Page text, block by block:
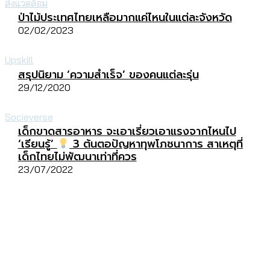
สิ่งแวดล้อม
ป่าไม้ประเทศไทยเหลือมากแค่ไหนในแต่ละจังหวัด
02/02/2023
Upskill
สรุปนิยาม ‘ความสำเร็จ’ ของคนแต่ละรุ่น
29/12/2020
Socieverse
เด็กขาดสารอาหาร จะเอาเรี่ยวเอาแรงจากไหนไป
‘เรียนรู้’ 3 ต้นตอปัญหาทุพโภชนาการ สาเหตุที่
เด็กไทยไม่พัฒนาเท่าที่ควร
23/07/2022